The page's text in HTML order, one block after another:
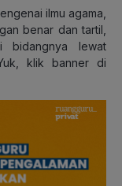
ilmu agama,
benar dan tartil,
bidangnya lewat
klik banner di